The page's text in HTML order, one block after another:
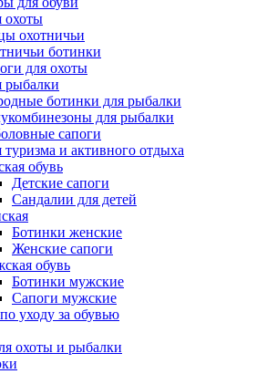
охоты
охотничьи
ботинки
для охоты
рыбалки
ботинки для рыбалки
для рыбалки
сапоги
туризма и активного отдыха
обувь
Детские сапоги
Сандалии для детей
Ботинки женские
Женские сапоги
обувь
Ботинки мужские
Сапоги мужские
уходу за обувью
охоты и рыбалки